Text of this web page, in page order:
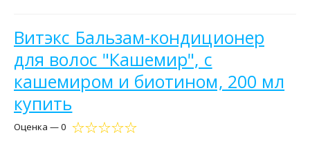
Витэкс Бальзам-кондиционер
для волос "Кашемир", с
кашемиром и биотином, 200 мл
купить
Оценка — 0